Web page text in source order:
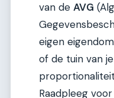
van de AVG
eigen
of de tuin van
Raadpleeg